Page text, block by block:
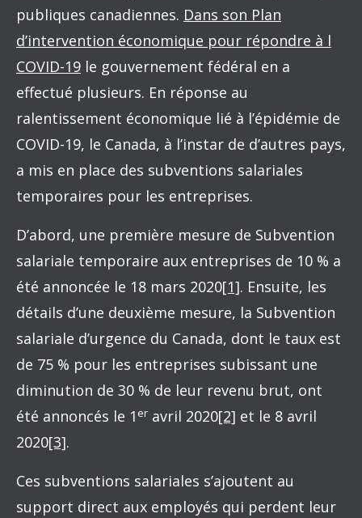
publiques canadiennes. Dans son Plan
d’intervention économique pour répondre à l
COVID-19 le gouvernement fédéral en a
effectué plusieurs. En réponse au
ralentissement économique lié à l’épidémie de
COVID-19, le Canada, à l’instar de d’autres pays,
a mis en place des subventions salariales
temporaires pour les entreprises.
D’abord, une première mesure de Subvention
salariale temporaire aux entreprises de 10 % a
été annoncée le 18 mars 2020[1]. Ensuite, les
détails d’une deuxième mesure, la Subvention
salariale d’urgence du Canada, dont le taux est
de 75 % pour les entreprises subissant une
diminution de 30 % de leur revenu brut, ont
été annoncés le 1er avril 2020[2] et le 8 avril
2020[3].
Ces subventions salariales s’ajoutent au
support direct aux employés qui perdent leur